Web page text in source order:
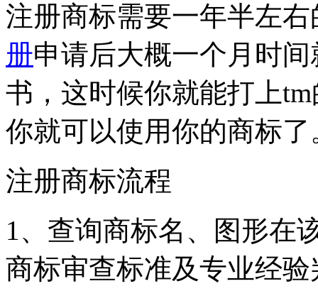
注册商标需要一年半左
册申请后大概一个月时
书，这时候你就能打上
你就可以使用你的商标了
注册商标流程
1、查询商标名、图形在
商标审查标准及专业经